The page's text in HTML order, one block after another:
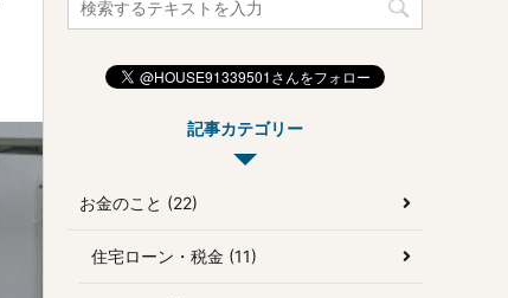
記事カテゴリー
お金のこと (22)
住宅ローン・税金 (11)